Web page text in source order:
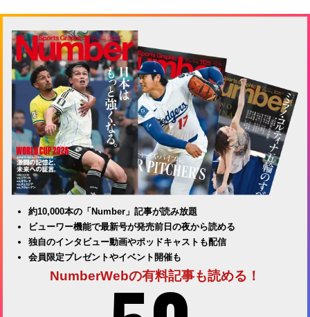
約10,000本の「Number」記事が読み放題
ビューワー機能で最新号が発売前日の夜から読める
独自のインタビュー動画やポッドキャストも配信
会員限定プレゼントやイベント開催も
NumberWebの有料記事も読める！